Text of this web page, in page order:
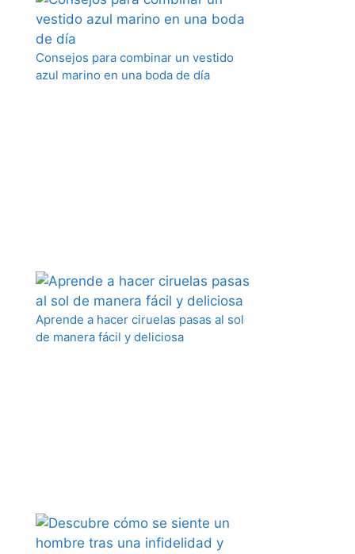
Consejos para combinar un vestido
azul marino en una boda de día
Aprende a hacer ciruelas pasas al sol
de manera fácil y deliciosa